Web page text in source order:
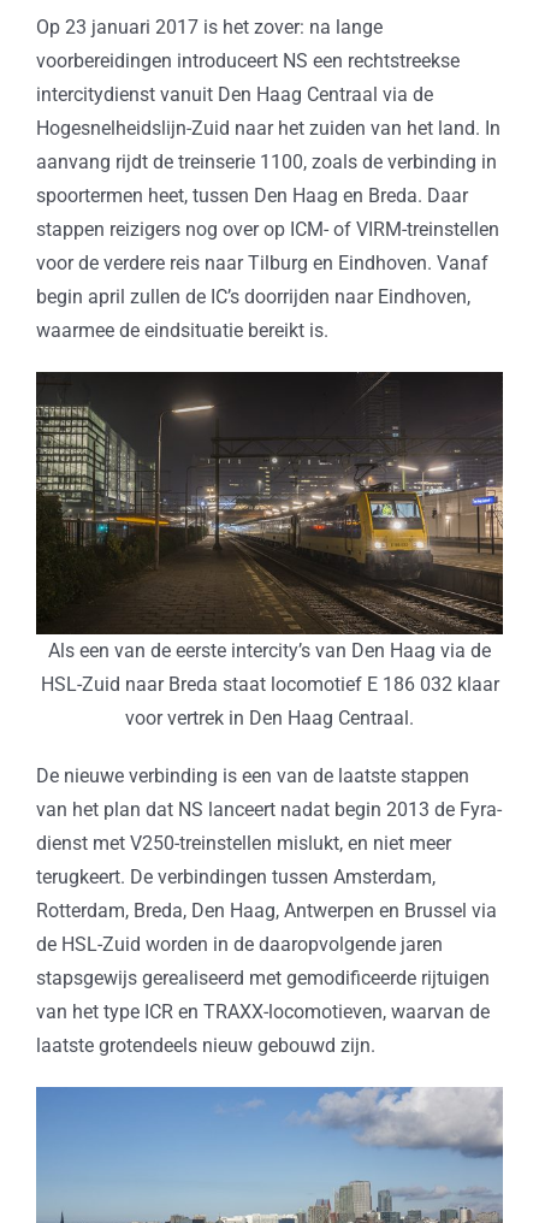
Op 23 januari 2017 is het zover: na lange
voorbereidingen introduceert NS een rechtstreekse
intercitydienst vanuit Den Haag Centraal via de
Hogesnelheidslijn-Zuid naar het zuiden van het land. In
aanvang rijdt de treinserie 1100, zoals de verbinding in
spoortermen heet, tussen Den Haag en Breda. Daar
stappen reizigers nog over op ICM- of VIRM-treinstellen
voor de verdere reis naar Tilburg en Eindhoven. Vanaf
begin april zullen de IC’s doorrijden naar Eindhoven,
waarmee de eindsituatie bereikt is.
Als een van de eerste intercity’s van Den Haag via de
HSL-Zuid naar Breda staat locomotief E 186 032 klaar
voor vertrek in Den Haag Centraal.
De nieuwe verbinding is een van de laatste stappen
van het plan dat NS lanceert nadat begin 2013 de Fyra-
dienst met V250-treinstellen mislukt, en niet meer
terugkeert. De verbindingen tussen Amsterdam,
Rotterdam, Breda, Den Haag, Antwerpen en Brussel via
de HSL-Zuid worden in de daaropvolgende jaren
stapsgewijs gerealiseerd met gemodificeerde rijtuigen
van het type ICR en TRAXX-locomotieven, waarvan de
laatste grotendeels nieuw gebouwd zijn.